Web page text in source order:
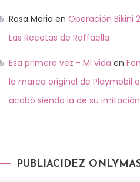
Rosa Maria en Operación Bikini
Las Recetas de Raffaella
Esa primera vez - Mi vida en
la marca original de Playmobil
acabó siendo la de su imitación
PUBLIACIDEZ